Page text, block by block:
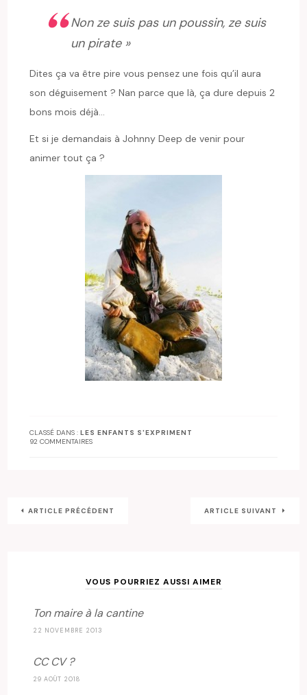
Non ze suis pas un poussin, ze suis
un pirate »
Dites ça va être pire vous pensez une fois qu’il aura
son déguisement ? Nan parce que là, ça dure depuis 2
bons mois déjà…
Et si je demandais à Johnny Deep de venir pour
animer tout ça ?
CLASSÉ DANS :LES ENFANTS S'EXPRIMENT
92 COMMENTAIRES
ARTICLE PRÉCÉDENT ARTICLE SUIVANT
VOUS POURRIEZ AUSSI AIMER
Ton maire à la cantine
22 NOVEMBRE 2013
CC CV ?
29 AOÛT 2018